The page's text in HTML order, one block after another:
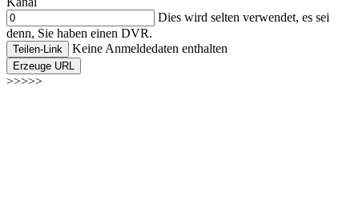
Dies wird selten verwendet, es sei
denn, Sie haben einen DVR.
Teilen-Link Keine Anmeldedaten enthalten
Erzeuge URL
>>>>>